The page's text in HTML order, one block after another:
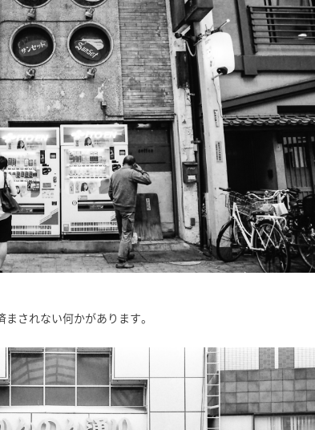
されない何かがあります。